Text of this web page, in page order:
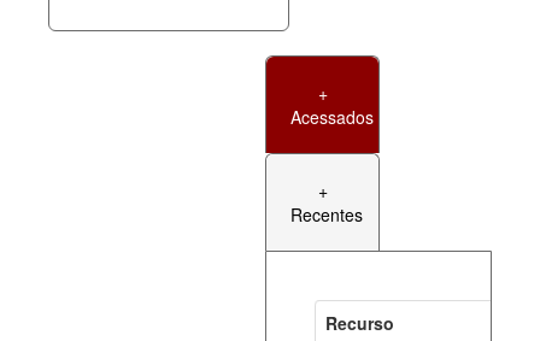
+
Acessados
+
Recentes
Recurso